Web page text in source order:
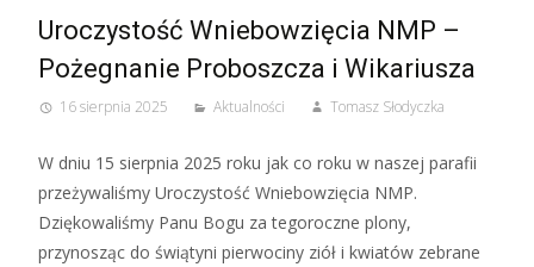
Uroczystość Wniebowzięcia NMP –
Pożegnanie Proboszcza i Wikariusza
16 sierpnia 2025 Aktualności Tomasz Słodyczka
W dniu 15 sierpnia 2025 roku jak co roku w naszej parafii
przeżywaliśmy Uroczystość Wniebowzięcia NMP.
Dziękowaliśmy Panu Bogu za tegoroczne plony,
przynosząc do świątyni pierwociny ziół i kwiatów zebrane